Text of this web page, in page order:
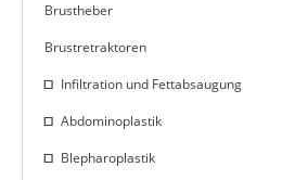
Brustheber
Brustretraktoren
Infiltration und Fettabsaugung
Abdominoplastik
Blepharoplastik